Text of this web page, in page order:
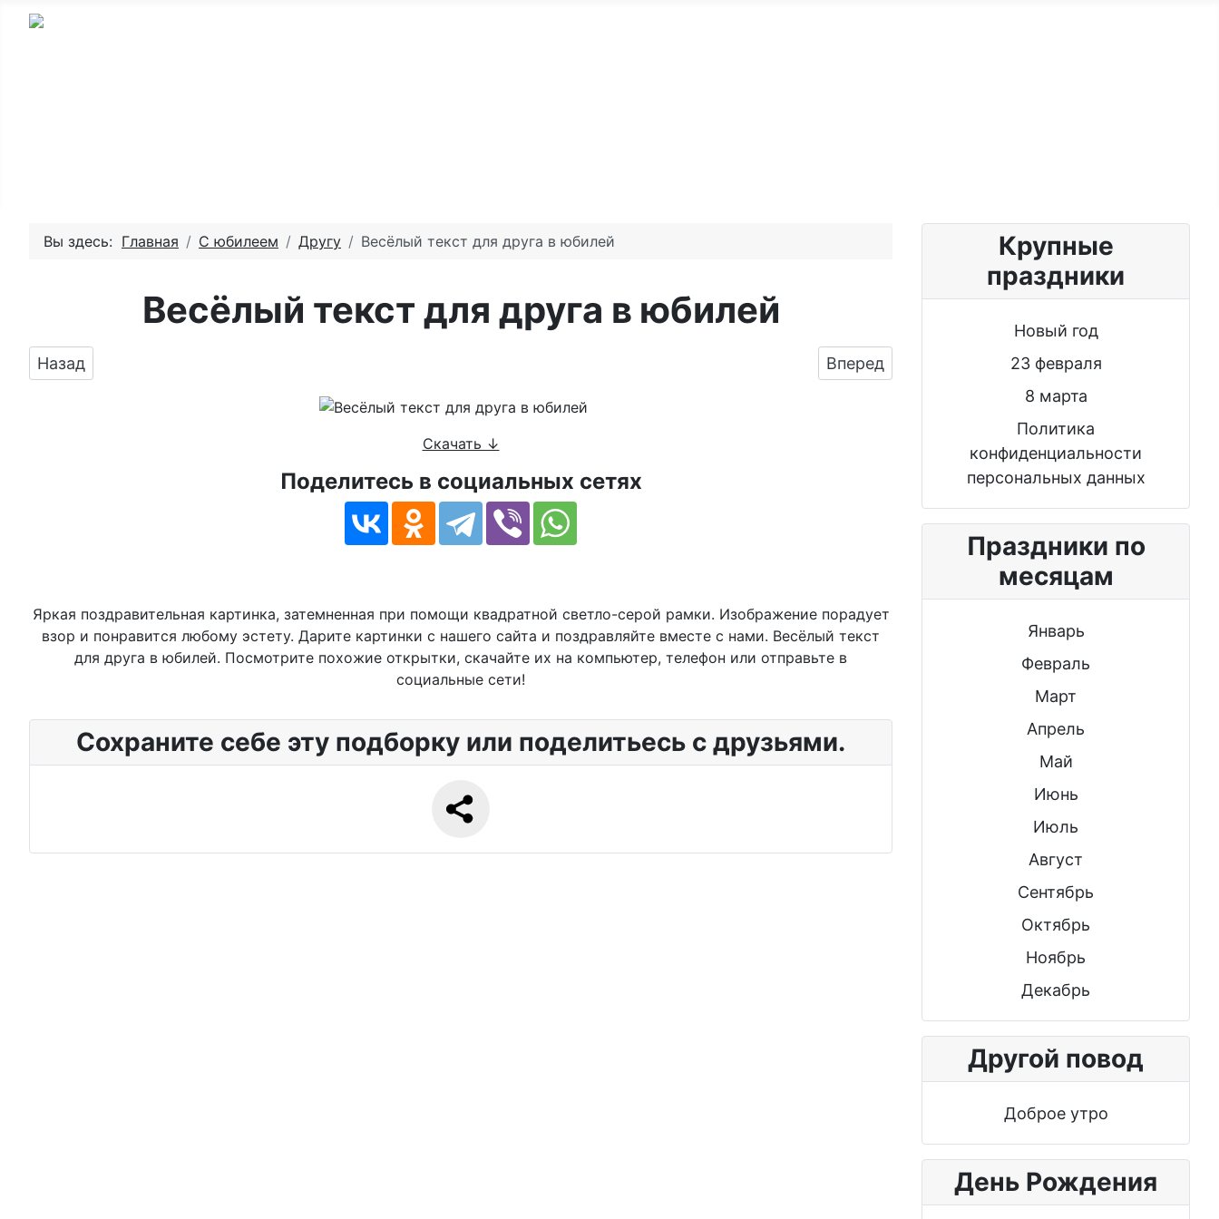
Вы здесь: Главная С юбилеем Другу Весёлый текст для друга в юбилей
Весёлый текст для друга в юбилей
Предыдущий: Поздравить с юбилеем картинкой со словами друга
Назад Следующий: Картинка с пожеланием к юбилею
Вперед
Скачать ↓
Поделитесь в социальных сетях
Яркая поздравительная картинка, затемненная при помощи квадратной светло-серой рамки. Изображение порадует
взор и понравится любому эстету. Дарите картинки с нашего сайта и поздравляйте вместе с нами. Весёлый текст
для друга в юбилей. Посмотрите похожие открытки, скачайте их на компьютер, телефон или отправьте в
социальные сети!
Сохраните себе эту подборку или поделитьесь с друзьями.
Крупные
праздники
Новый год
23 февраля
8 марта
Политика
конфиденциальности
персональных данных
Праздники по
месяцам
Январь
Февраль
Март
Апрель
Май
Июнь
Июль
Август
Сентябрь
Октябрь
Ноябрь
Декабрь
Другой повод
Доброе утро
День Рождения